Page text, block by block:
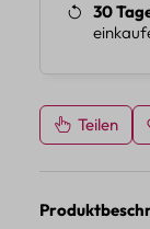
30
Teilen